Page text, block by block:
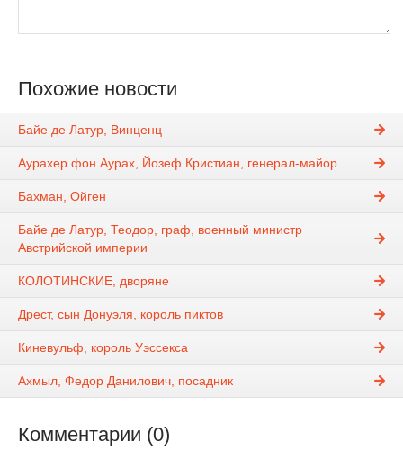
Похожие новости
Байе де Латур, Винценц
Аурахер фон Аурах, Йозеф Кристиан, генерал-майор
Бахман, Ойген
Байе де Латур, Теодор, граф, военный министр
Австрийской империи
КОЛОТИНСКИЕ, дворяне
Дрест, сын Донуэля, король пиктов
Киневульф, король Уэссекса
Ахмыл, Федор Данилович, посадник
Комментарии (0)